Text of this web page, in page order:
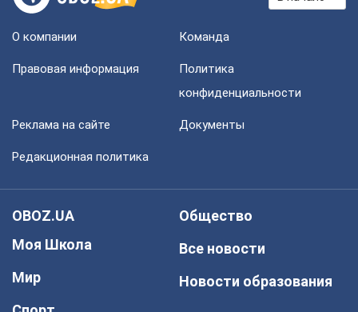
О компании Команда
Правовая информация
Политика
конфиденциальности
Реклама на сайте Документы
Редакционная политика
OBOZ.UA
Моя Школа
Мир
Общество
Все новости
Новости образования